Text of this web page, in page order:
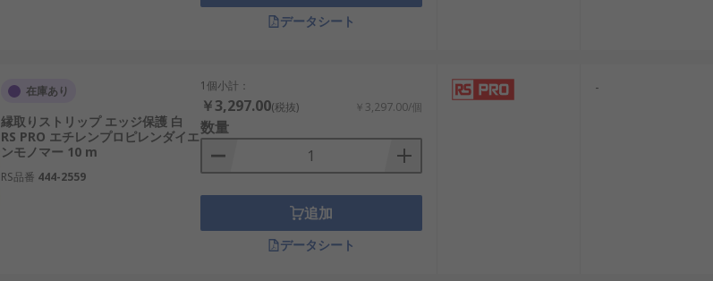
データシート
在庫あり
縁取りストリップ エッジ保護 白
RS PRO エチレンプロピレンダイエ
ンモノマー 10 m
RS品番 444-2559
1個小計：
￥3,297.00(税抜) ￥3,297.00/個
数量
追加
データシート
-